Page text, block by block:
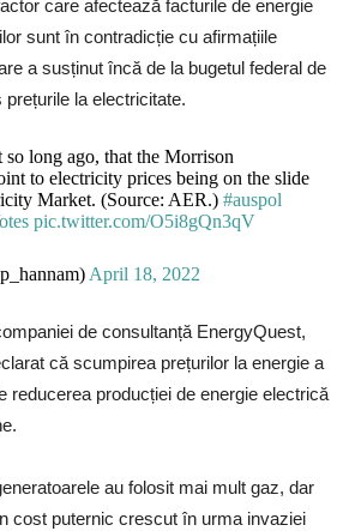
care afectează facturile de energie
sunt în contradicție cu afirmațiile
a susținut încă de la bugetul federal de
la electricitate.
so long ago, that the Morrison
to electricity prices being on the slide
Market. (Source: AER.) #auspol
pic.twitter.com/O5i8gQn3qV
April 18, 2022
de consultanță EnergyQuest,
că scumpirea prețurilor la energie a
reducerea producției de energie electrică
au folosit mai mult gaz, dar
cost puternic crescut în urma invaziei